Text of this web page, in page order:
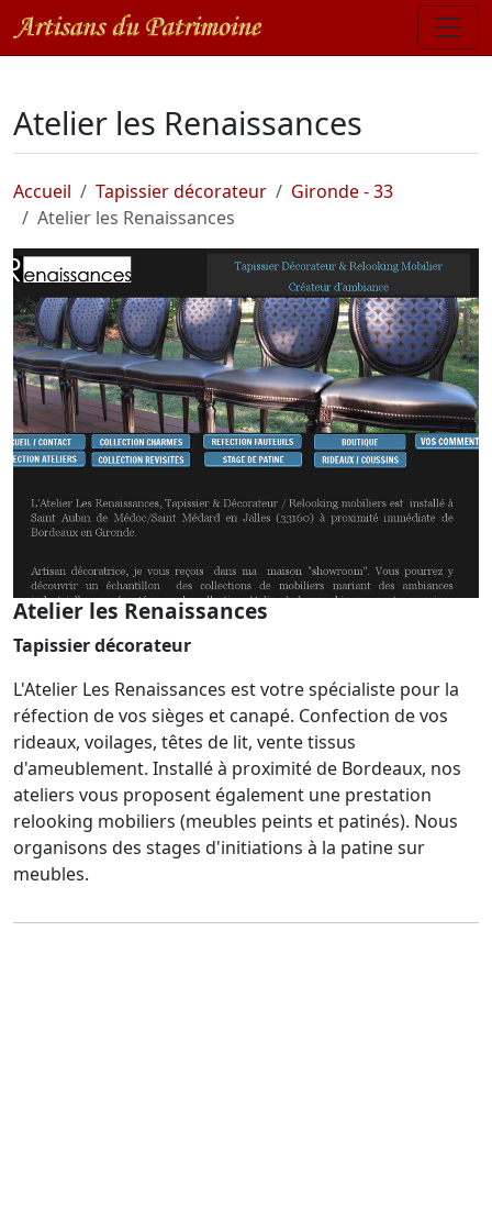
Atelier les Renaissances
Accueil Tapissier décorateur
Gironde - 33
Atelier les Renaissances
Atelier les Renaissances
Tapissier décorateur
L'Atelier Les Renaissances est votre spécialiste pour la
réfection de vos sièges et canapé. Confection de vos
rideaux, voilages, têtes de lit, vente tissus
d'ameublement. Installé à proximité de Bordeaux, nos
ateliers vous proposent également une prestation
relooking mobiliers (meubles peints et patinés). Nous
organisons des stages d'initiations à la patine sur
meubles.